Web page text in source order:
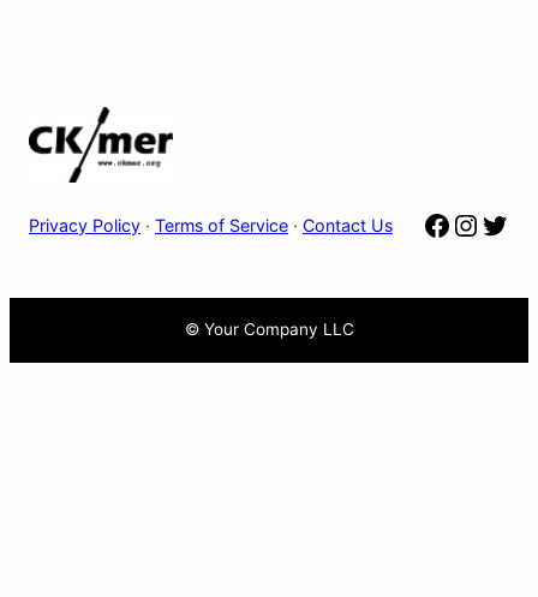
Privacy Policy · Terms of Service · Contact Us
© Your Company LLC